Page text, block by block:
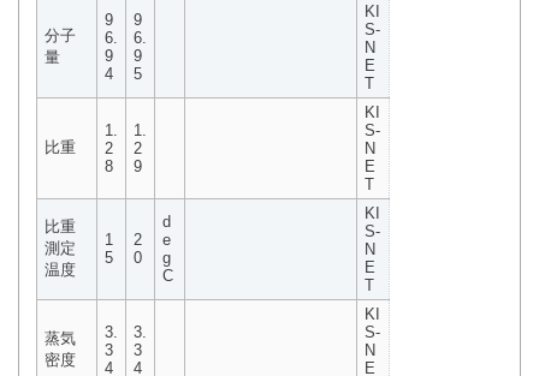
分子
量
9
6.
9
4
9
6.
9
5
KI
S-
N
E
T
比重
1.
2
8
1.
2
9
KI
S-
N
E
T
比重
測定
温度
1
5
2
0
d
e
g
C
KI
S-
N
E
T
蒸気
密度
3.
3
4
3.
3
4
KI
S-
N
E